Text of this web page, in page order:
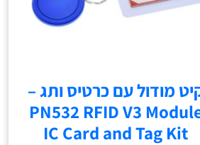
מודול עם כרטיס ותג –
PN532 RFID V3
IC Card and Tag Kit